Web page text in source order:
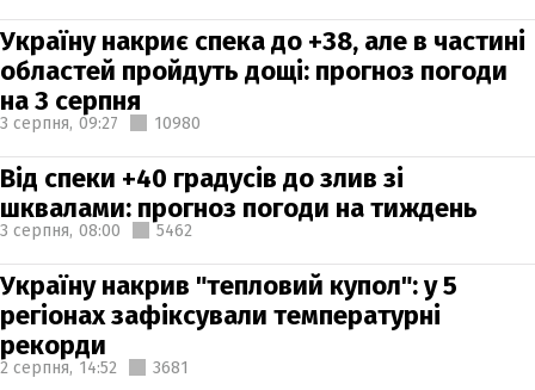
Україну накриє спека до +38, але в частині
областей пройдуть дощі: прогноз погоди
на 3 серпня
3 серпня, 09:27 10980
Від спеки +40 градусів до злив зі
шквалами: прогноз погоди на тиждень
3 серпня, 08:00 5462
Україну накрив "тепловий купол": у 5
регіонах зафіксували температурні
рекорди
2 серпня, 14:52 3681